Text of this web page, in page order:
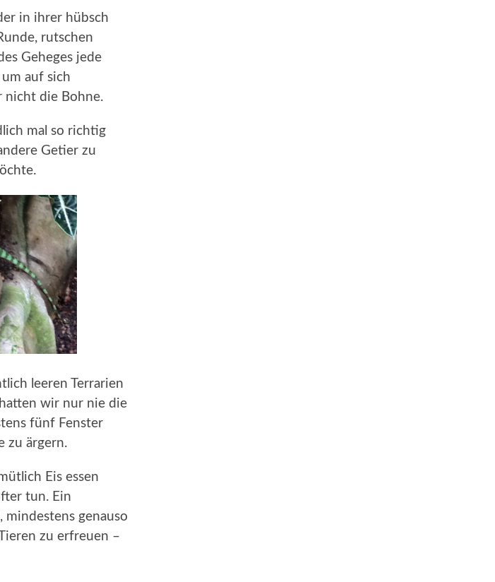
in ihrer hübsch
rutschen
Geheges jede
auf sich
nicht die Bohne.
mal so richtig
Getier zu
leeren Terrarien
wir nur nie die
fünf Fenster
zu ärgern.
Eis essen
tun. Ein
genauso
zu erfreuen –